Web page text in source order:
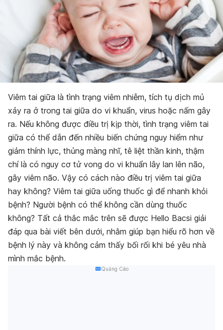
Viêm tai giữa là tình trạng viêm nhiễm, tích tụ dịch mủ
xảy ra ở trong tai giữa do vi khuẩn, virus hoặc nấm gây
ra. Nếu không được điều trị kịp thời, tình trạng viêm tai
giữa có thể dẫn đến nhiều biến chứng nguy hiểm như
giảm thính lực, thủng màng nhĩ, tê liệt thần kinh, thậm
chí là có nguy cơ tử vong do vi khuẩn lây lan lên não,
gây viêm não. Vậy có cách nào điều trị viêm tai giữa
hay không? Viêm tai giữa uống thuốc gì để nhanh khỏi
bệnh? Người bệnh có thể không cần dùng thuốc
không? Tất cả thắc mắc trên sẽ được Hello Bacsi giải
đáp qua bài viết bên dưới, nhằm giúp bạn hiểu rõ hơn về
bệnh lý này và không cảm thấy bối rối khi bé yêu nhà
mình mắc bệnh.
Quảng Cáo